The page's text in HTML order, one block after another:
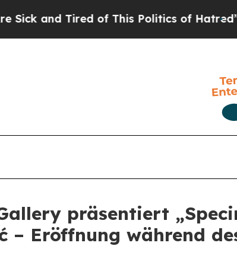
and Tired of This Politics of Hatred”The
präsentiert
– Eröffnung während